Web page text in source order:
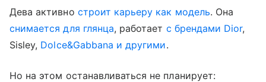
Дева активно строит карьеру как модель. Она
снимается для глянца, работает с брендами Dior,
Sisley, Dolce&Gabbana и другими.
Но на этом останавливаться не планирует: